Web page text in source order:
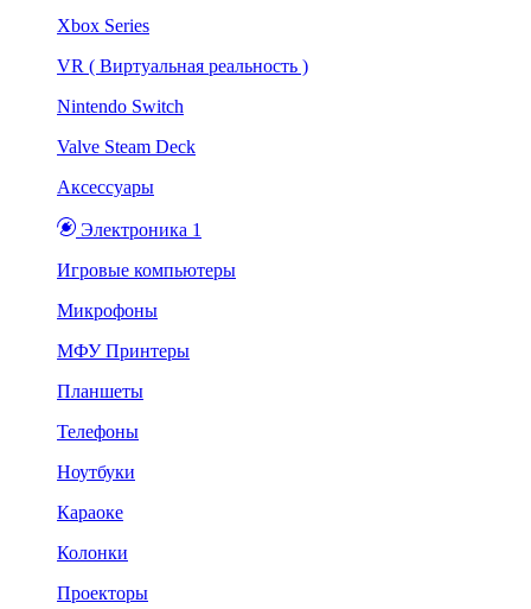
Xbox Series
VR ( Виртуальная реальность )
Nintendo Switch
Valve Steam Deck
Аксессуары
Электроника 1
Игровые компьютеры
Микрофоны
МФУ Принтеры
Планшеты
Телефоны
Ноутбуки
Караоке
Колонки
Проекторы